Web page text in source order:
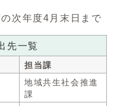
次年度4月末日まで
先一覧
担当課
地域共生社会推進
課